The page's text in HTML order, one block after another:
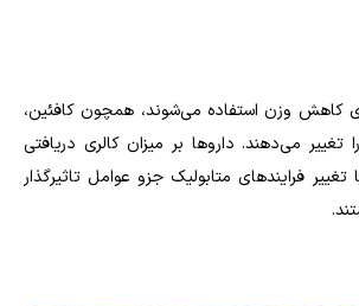
کاهش وزن استفاده می‌شوند، همچون کافئین،
تغییر می‌دهند‌. داروها بر میزان کالری دریافتی
تغییر فرایندهای متابولیک جزو عوامل تاثیرگذار
.